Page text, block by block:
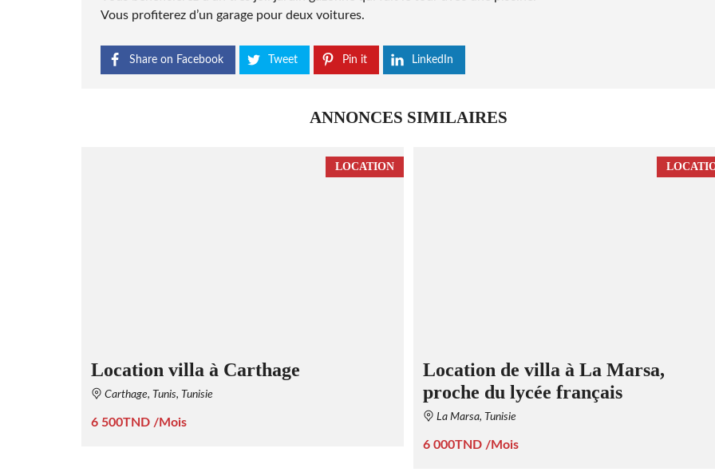
Vous profiterez d’un garage pour deux voitures.
Share on Facebook Tweet Pin it LinkedIn
ANNONCES SIMILAIRES
LOCATION
Location villa à Carthage
Carthage, Tunis, Tunisie
6 500TND /Mois
Location de villa à La Marsa,
proche du lycée français
La Marsa, Tunisie
6 000TND /Mois